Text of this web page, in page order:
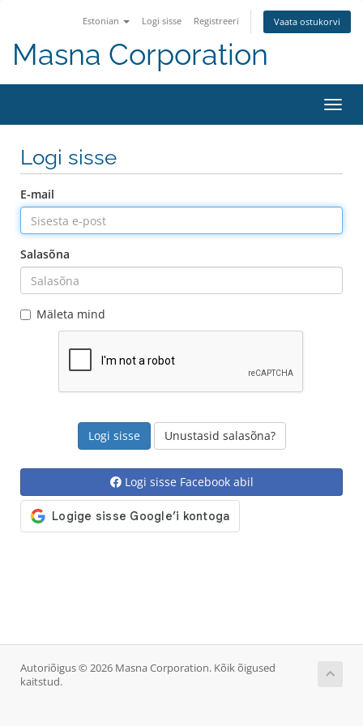
Estonian Logi sisse Registreeri Vaata ostukorvi
Masna Corporation
Logi sisse
E-mail
Salasõna
Mäleta mind
Unustasid salasõna?
Logi sisse Facebook abil
Autoriõigus © 2026 Masna Corporation. Kõik õigused
kaitstud.